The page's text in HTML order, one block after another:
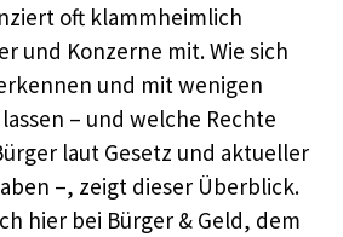
oft klammheimlich
und Konzerne mit. Wie sich
und mit wenigen
– und welche Rechte
laut Gesetz und aktueller
–, zeigt dieser Überblick.
hier bei Bürger & Geld, dem